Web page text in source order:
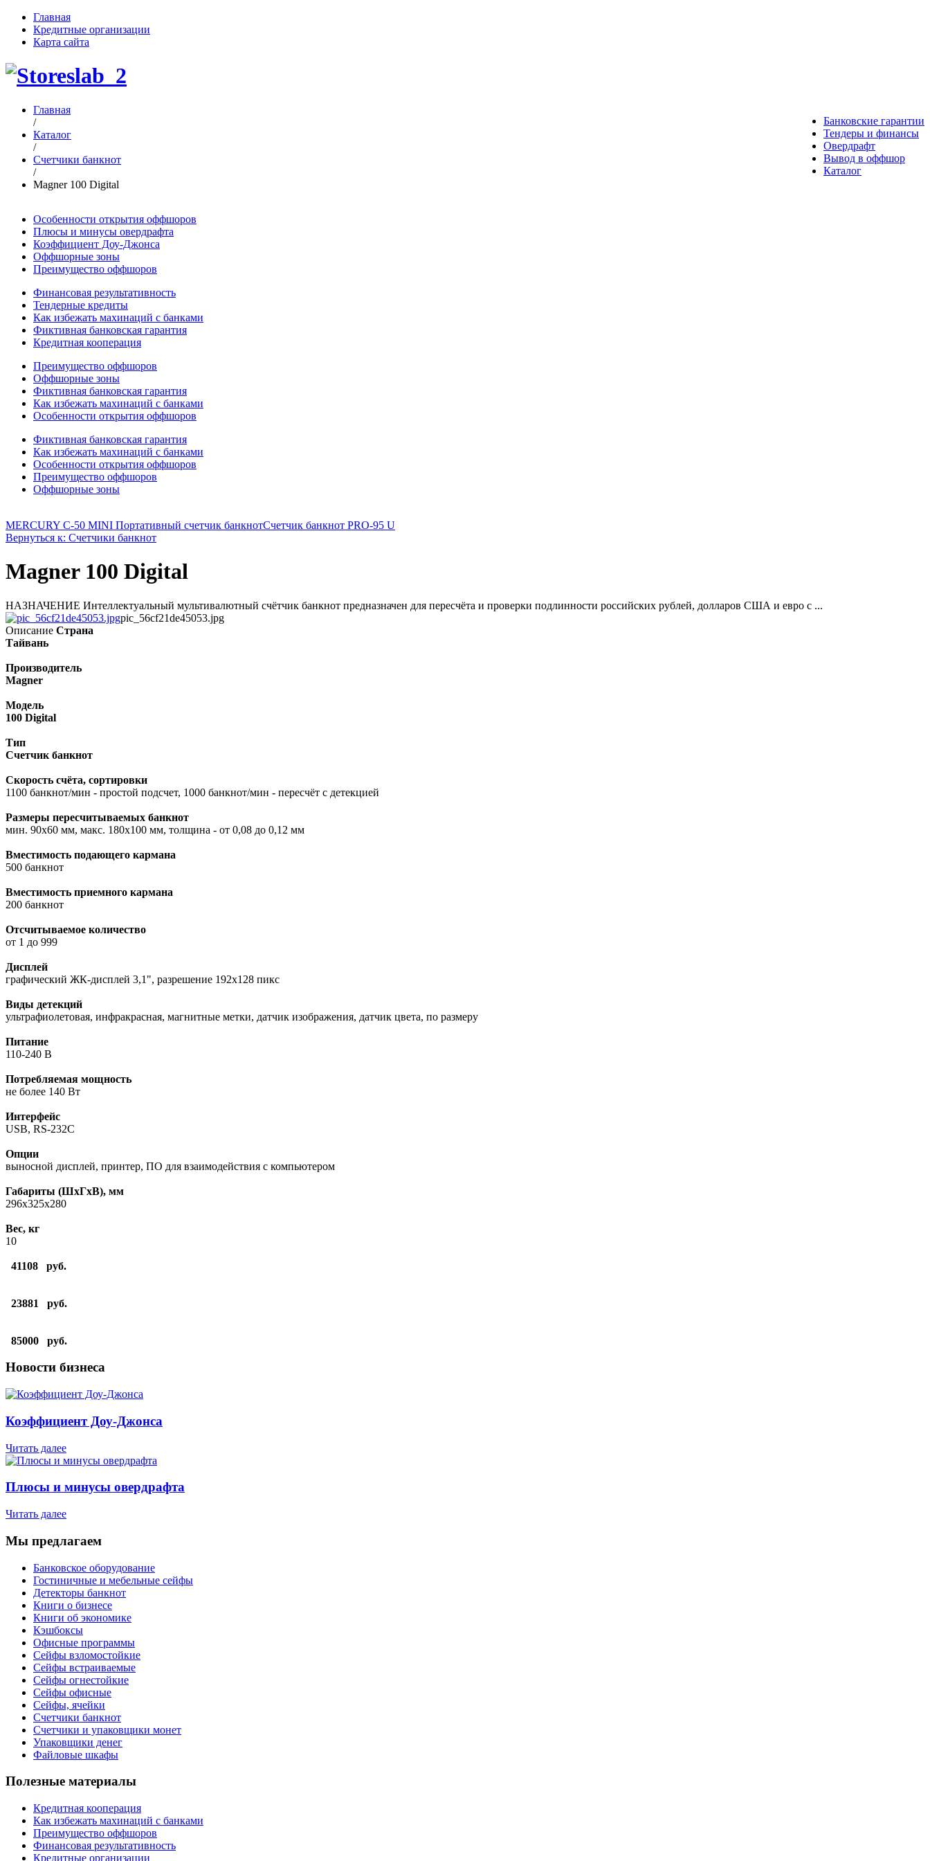
Главная
Кредитные организации
Карта сайта
Банковские гарантии
Тендеры и финансы
Овердрафт
Вывод в оффшор
Каталог
Главная
/
Каталог
/
Счетчики банкнот
/
Magner 100 Digital
Особенности открытия оффшоров
Плюсы и минусы овердрафта
Коэффициент Доу-Джонса
Оффшорные зоны
Преимущество оффшоров
Финансовая результативность
Тендерные кредиты
Как избежать махинаций с банками
Фиктивная банковская гарантия
Кредитная кооперация
Преимущество оффшоров
Оффшорные зоны
Фиктивная банковская гарантия
Как избежать махинаций с банками
Особенности открытия оффшоров
Фиктивная банковская гарантия
Как избежать махинаций с банками
Особенности открытия оффшоров
Преимущество оффшоров
Оффшорные зоны
MERCURY C-50 MINI Портативный счетчик банкнотСчетчик банкнот PRO-95 U
Вернуться к: Счетчики банкнот
Magner 100 Digital
НАЗНАЧЕНИЕ Интеллектуальный мультивалютный счётчик банкнот предназначен для пересчёта и проверки подлинности российских рублей, долларов США и евро с ...
pic_56cf21de45053.jpg
Описание Страна
Тайвань
Производитель
Magner
Модель
100 Digital
Тип
Счетчик банкнот
Скорость счёта, сортировки
1100 банкнот/мин - простой подсчет, 1000 банкнот/мин - пересчёт с детекцией
Размеры пересчитываемых банкнот
мин. 90x60 мм, макс. 180x100 мм, толщина - от 0,08 до 0,12 мм
Вместимость подающего кармана
500 банкнот
Вместимость приемного кармана
200 банкнот
Отсчитываемое количество
от 1 до 999
Дисплей
графический ЖК-дисплей 3,1", разрешение 192х128 пикс
Виды детекций
ультрафиолетовая, инфракрасная, магнитные метки, датчик изображения, датчик цвета, по размеру
Питание
110-240 В
Потребляемая мощность
не более 140 Вт
Интерфейс
USB, RS-232C
Опции
выносной дисплей, принтер, ПО для взаимодействия с компьютером
Габариты (ШхГхВ), мм
296х325х280
Вес, кг
10
41108 руб.
23881 руб.
85000 руб.
Новости бизнеса
Коэффициент Доу-Джонса
Читать далее
Плюсы и минусы овердрафта
Читать далее
Мы предлагаем
Банковское оборудование
Гостиничные и мебельные сейфы
Детекторы банкнот
Книги о бизнесе
Книги об экономике
Кэшбоксы
Офисные программы
Сейфы взломостойкие
Сейфы встраиваемые
Сейфы огнестойкие
Сейфы офисные
Сейфы, ячейки
Счетчики банкнот
Счетчики и упаковщики монет
Упаковщики денег
Файловые шкафы
Полезные материалы
Кредитная кооперация
Как избежать махинаций с банками
Преимущество оффшоров
Финансовая результативность
Кредитные организации